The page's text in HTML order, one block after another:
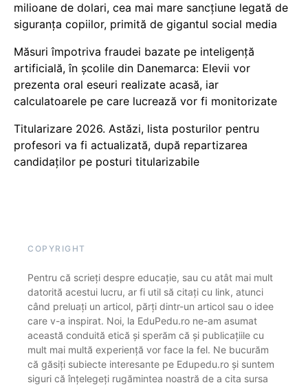
milioane de dolari, cea mai mare sancțiune legată de
siguranța copiilor, primită de gigantul social media
Măsuri împotriva fraudei bazate pe inteligență
artificială, în școlile din Danemarca: Elevii vor
prezenta oral eseuri realizate acasă, iar
calculatoarele pe care lucrează vor fi monitorizate
Titularizare 2026. Astăzi, lista posturilor pentru
profesori va fi actualizată, după repartizarea
candidaților pe posturi titularizabile
COPYRIGHT
Pentru că scrieți despre educație, sau cu atât mai mult
datorită acestui lucru, ar fi util să citați cu link, atunci
când preluați un articol, părți dintr-un articol sau o idee
care v-a inspirat. Noi, la EduPedu.ro ne-am asumat
această conduită etică și sperăm că și publicațiile cu
mult mai multă experiență vor face la fel. Ne bucurăm
că găsiți subiecte interesante pe Edupedu.ro și suntem
siguri că înțelegeți rugămintea noastră de a cita sursa